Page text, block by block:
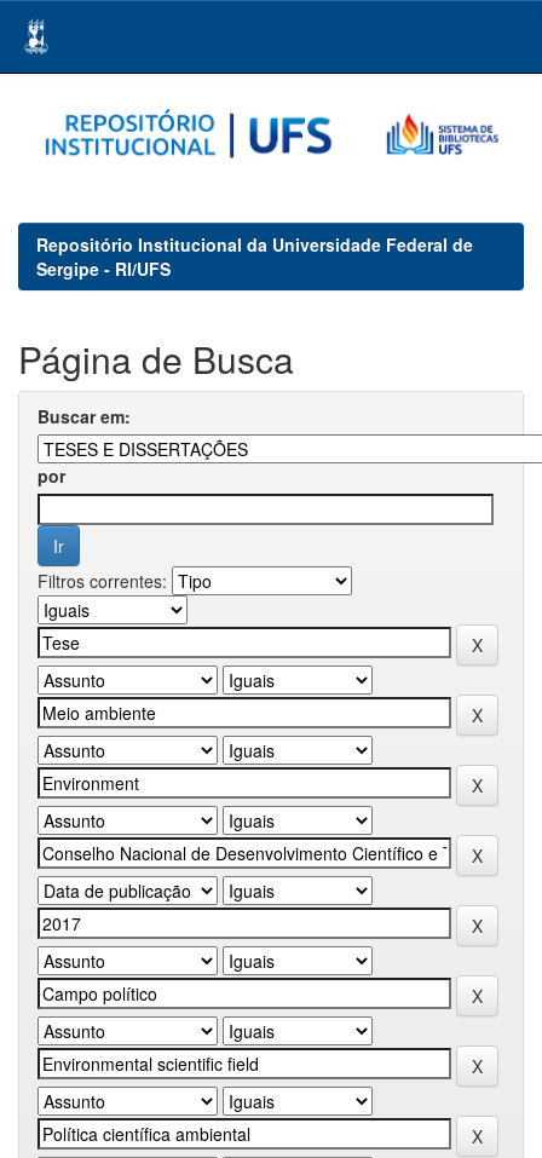
navigation
Repositório Institucional da Universidade Federal de
Sergipe - RI/UFS
Página de Busca
Buscar em:
por
Filtros correntes: